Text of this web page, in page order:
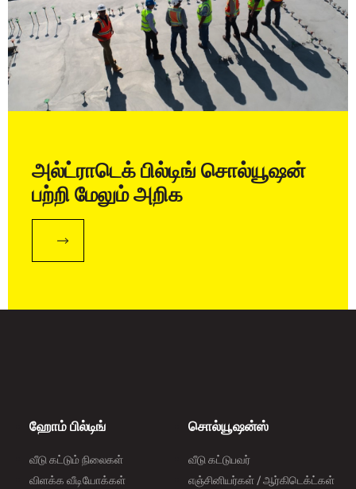
அல்ட்ராடெக் பில்டிங் சொல்யூஷன்
பற்றி மேலும் அறிக
ஹோம் பில்டிங்
வீடு கட்டும் நிலைகள்
விளக்க வீடியோக்கள்
சொல்யூஷன்ஸ்
வீடு கட்டுபவர்
எஞ்சினியர்கள் / ஆர்கிடெக்ட்கள்